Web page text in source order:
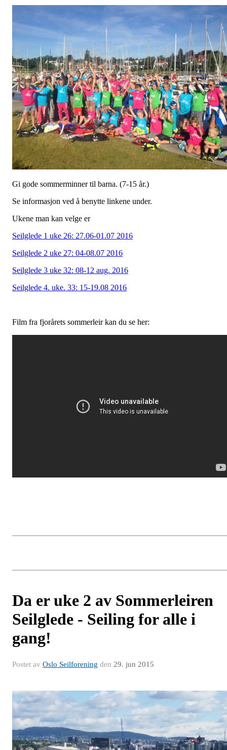
Gi gode sommerminner til barna. (7-15 år.)
Se informasjon ved å benytte linkene under.
Ukene man kan velge er
Seilglede 1 uke 26: 27.06-01.07 2016
Seilglede 2 uke 27: 04-08.07 2016
Seilglede 3 uke 32: 08-12 aug. 2016
Seilglede 4. uke. 33: 15-19.08 2016
Film fra fjorårets sommerleir kan du se her:
Da er uke 2 av Sommerleiren
Seilglede - Seiling for alle i
gang!
Postet av Oslo Seilforening den 29. jun 2015